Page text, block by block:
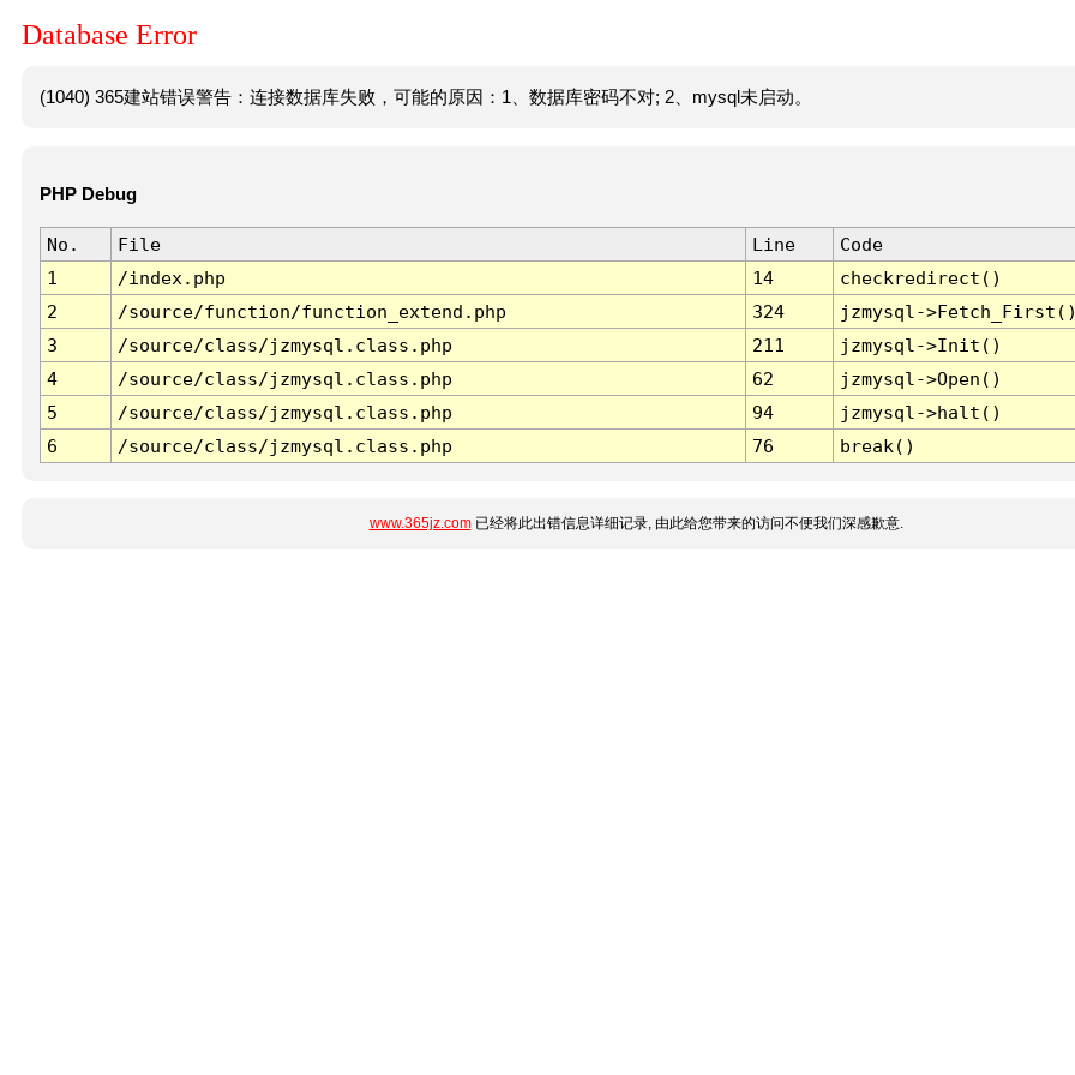
Database Error
(1040) 365建站错误警告：连接数据库失败，可能的原因：1、数据库密码不对; 2、mysql未启动。
PHP Debug
No. File Line
Code
1
/index.php 14
checkredirect()
2
/source/function/function_extend.php 324
jzmysql-
3
/source/class/jzmysql.class.php 211
jzmysql->Init()
4
/source/class/jzmysql.class.php 62
jzmysql->Open()
5
/source/class/jzmysql.class.php 94
jzmysql->halt()
6
/source/class/jzmysql.class.php 76 break()
www.365jz.com已经将此出错信息详细记录, 由此给您带来的访问不便我们深感歉意.